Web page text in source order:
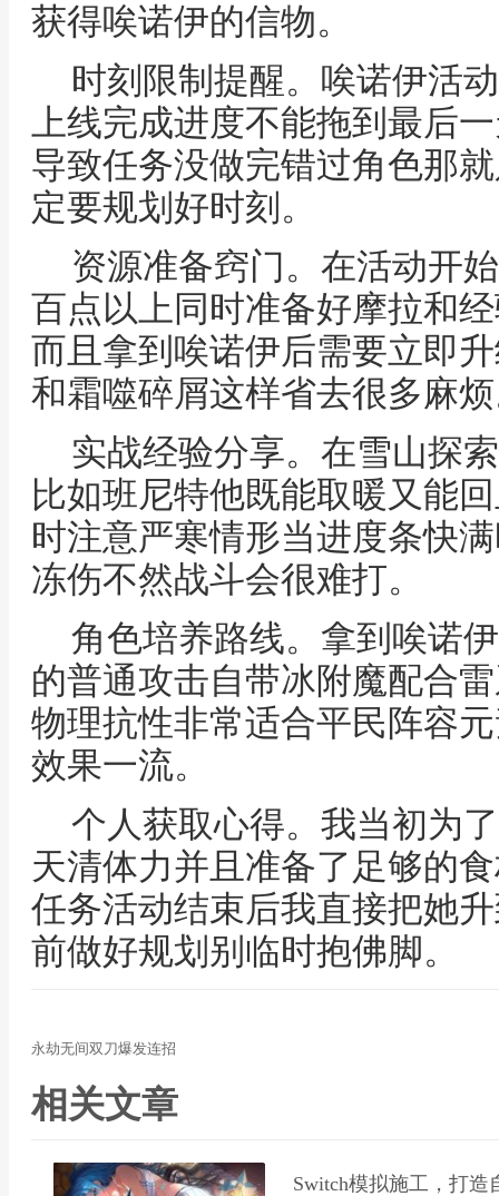
获得唉诺伊的信物。
时刻限制提醒。唉诺伊活
上线完成进度不能拖到最后
导致任务没做完错过角色那
定要规划好时刻。
资源准备窍门。在活动开
百点以上同时准备好摩拉和
而且拿到唉诺伊后需要立即
和霜噬碎屑这样省去很多麻
实战经验分享。在雪山探
比如班尼特他既能取暖又能
时注意严寒情形当进度条快
冻伤不然战斗会很难打。
角色培养路线。拿到唉诺
的普通攻击自带冰附魔配合
物理抗性非常适合平民阵容
效果一流。
个人获取心得。我当初为
天清体力并且准备了足够的
任务活动结束后我直接把她
前做好规划别临时抱佛脚。
永劫无间双刀爆发连招
相关文章
Switch模拟施工，打造